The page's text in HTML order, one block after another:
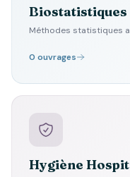
Biostatistiques
Méthodes statistiques
0 ouvrages
Hygiène